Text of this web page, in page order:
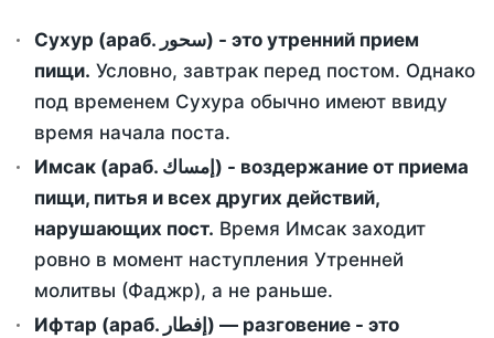
Сухур (араб. سحور) - это утренний прием
пищи. Условно, завтрак перед постом. Однако
под временем Сухура обычно имеют ввиду
время начала поста.
Имсак (араб. إمساك) - воздержание от приема
пищи, питья и всех других действий,
нарушающих пост. Время Имсак заходит
ровно в момент наступления Утренней
молитвы (Фаджр), а не раньше.
Ифтар (араб. إفطار) — разговение - это